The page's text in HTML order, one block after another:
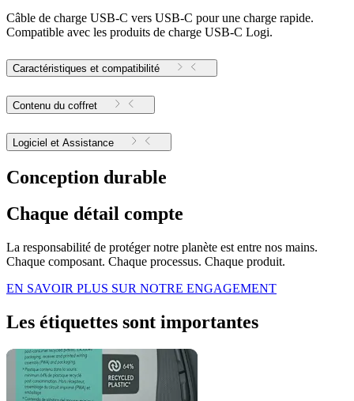
Câble de charge USB-C vers USB-C pour une charge rapide.
Compatible avec les produits de charge USB-C Logi.
Caractéristiques et compatibilité
Contenu du coffret
Logiciel et Assistance
Conception durable
Chaque détail compte
La responsabilité de protéger notre planète est entre nos mains.
Chaque composant. Chaque processus. Chaque produit.
EN SAVOIR PLUS SUR NOTRE ENGAGEMENT
Les étiquettes sont importantes